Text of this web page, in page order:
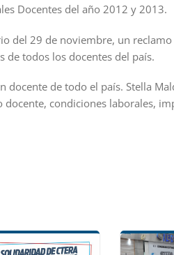
Docentes del año 2012 y 2013.
del 29 de noviembre, un
de todos los docentes del país.
docente de todo el país. Stella
condiciones laborales,